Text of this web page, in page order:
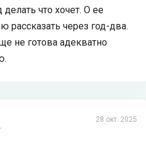
что хочет. О ее
рассказать через год-два.
не готова адекватно
28 окт. 2025